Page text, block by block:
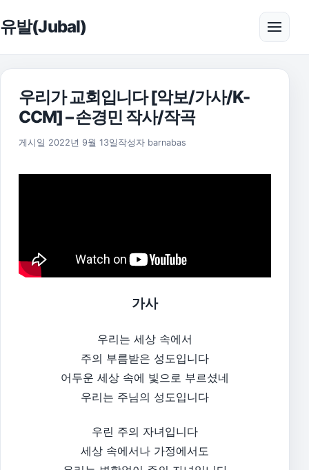
유발(Jubal) 메뉴
우리가 교회입니다 [악보/가사/K-
CCM] – 손경민 작사/작곡
게시일 2022년 9월 13일 2025년 11월 18일
작성자 barnabas
가사
우리는 세상 속에서
주의 부름받은 성도입니다
어두운 세상 속에 빛으로 부르셨네
우리는 주님의 성도입니다
우린 주의 자녀입니다
세상 속에서나 가정에서도